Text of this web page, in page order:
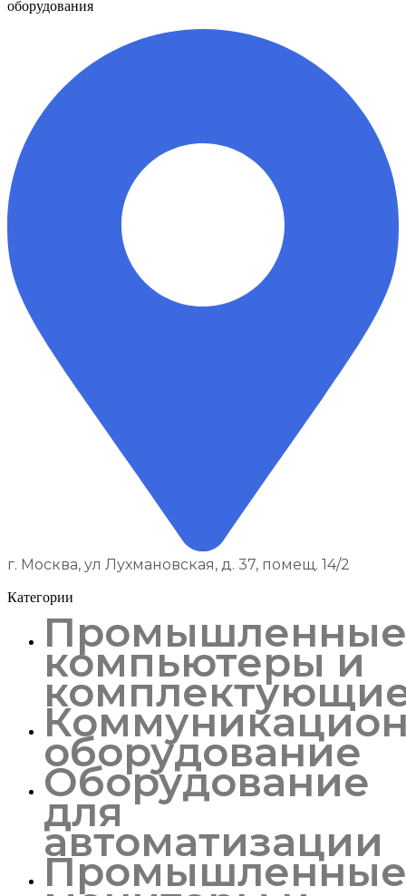
оборудования
г. Москва, ул Лухмановская, д. 37, помещ. 14/2
Категории
Промышленные
компьютеры и
оборудование
Оборудование
для
автоматизации
Промышленные